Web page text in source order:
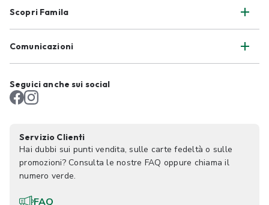
Scopri Famila
Comunicazioni
Seguici anche sui social
Servizio Clienti
Hai dubbi sui punti vendita, sulle carte fedeltà o sulle
promozioni? Consulta le nostre FAQ oppure chiama il
numero verde.
FAQ